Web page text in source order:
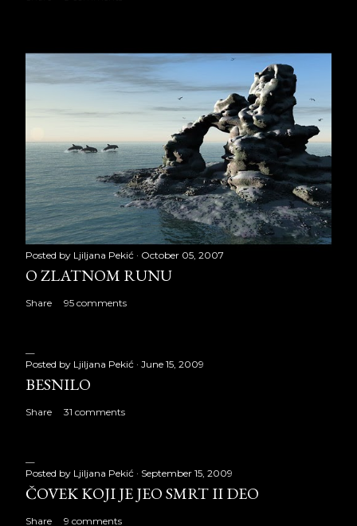
Posted by Ljiljana Pekić October 05, 2007
O ZLATNOM RUNU
Share 95 comments
Posted by Ljiljana Pekić June 15, 2009
BESNILO
Share 31 comments
Posted by Ljiljana Pekić September 15, 2009
ČOVEK KOJI JE JEO SMRT II DEO
Share 9 comments